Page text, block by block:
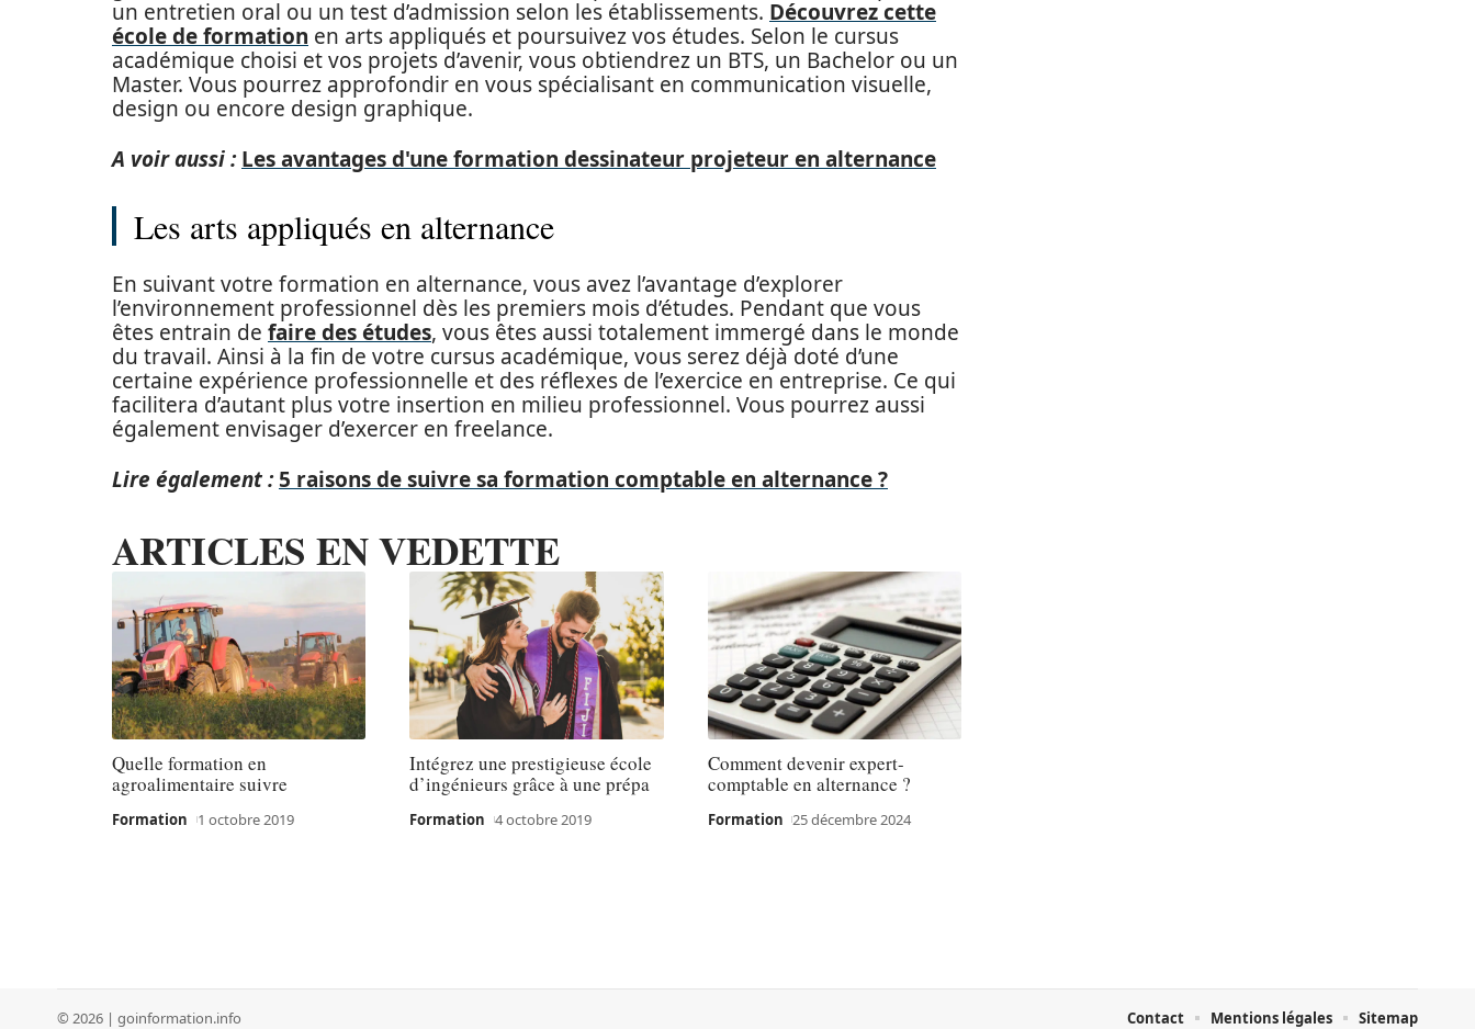
un entretien oral ou un test d’admission selon les établissements. Découvrez cette
école de formation en arts appliqués et poursuivez vos études. Selon le cursus
académique choisi et vos projets d’avenir, vous obtiendrez un BTS, un Bachelor ou un
Master. Vous pourrez approfondir en vous spécialisant en communication visuelle,
design ou encore design graphique.
A voir aussi : Les avantages d'une formation dessinateur projeteur en alternance
Les arts appliqués en alternance
En suivant votre formation en alternance, vous avez l’avantage d’explorer
l’environnement professionnel dès les premiers mois d’études. Pendant que vous
êtes entrain de faire des études, vous êtes aussi totalement immergé dans le monde
du travail. Ainsi à la fin de votre cursus académique, vous serez déjà doté d’une
certaine expérience professionnelle et des réflexes de l’exercice en entreprise. Ce qui
facilitera d’autant plus votre insertion en milieu professionnel. Vous pourrez aussi
également envisager d’exercer en freelance.
Lire également : 5 raisons de suivre sa formation comptable en alternance ?
ARTICLES EN VEDETTE
Quelle formation en
agroalimentaire suivre
Formation 1 octobre 2019
Intégrez une prestigieuse école
d’ingénieurs grâce à une prépa
Formation 4 octobre 2019
Comment devenir expert-
comptable en alternance ?
Formation 25 décembre 2024
© 2026 | goinformation.info Contact Mentions légales Sitemap